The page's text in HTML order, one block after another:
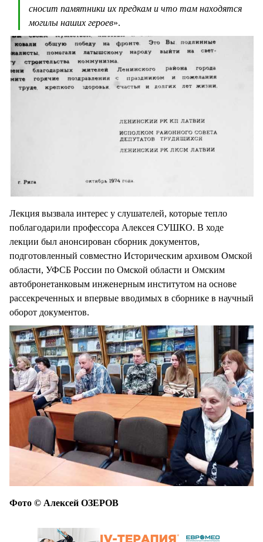
сносит памятники их предкам и что там находятся
могилы наших героев».
Лекция вызвала интерес у слушателей, которые тепло
поблагодарили профессора Алексея СУШКО. В ходе
лекции был анонсирован сборник документов,
подготовленный совместно Историческим архивом Омской
области, УФСБ России по Омской области и Омским
автобронетанковым инженерным институтом на основе
рассекреченных и впервые вводимых в сборнике в научный
оборот документов.
Фото © Алексей ОЗЕРОВ